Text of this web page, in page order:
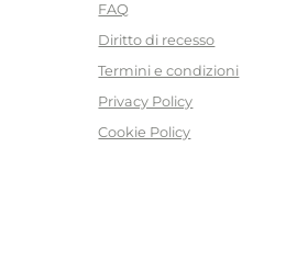
FAQ
Diritto di recesso
Termini e condizioni
Privacy Policy
Cookie Policy